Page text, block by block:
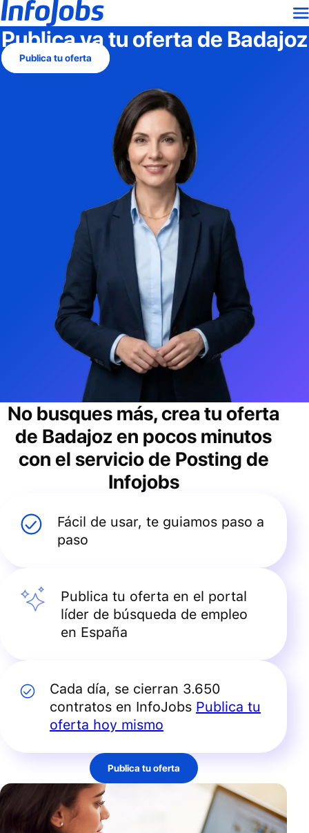
Publica ya tu oferta de Badajoz
Publica tu oferta
No busques más, crea tu oferta
de Badajozen pocos minutos
con el servicio de Posting de
Infojobs
Fácil de usar, te guiamos paso a
paso
Publica tu oferta en el portal
líder de búsqueda de empleo
en España
Cada día, se cierran 3.650
contratos en InfoJobs Publica tu
oferta hoy mismo
Publica tu oferta